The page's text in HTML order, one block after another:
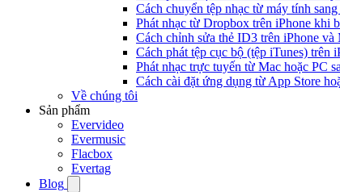
Cách chuyển tệp nhạc từ máy tính
Phát nhạc từ Dropbox trên iPhone khi
Cách chỉnh sửa thẻ ID3 trên iPhone và
Cách phát tệp cục bộ (tệp iTunes) trên
Phát nhạc trực tuyến từ Mac hoặc PC
Cách cài đặt ứng dụng từ App Store
Về chúng tôi
Sản phẩm
Evervideo
Evermusic
Flacbox
Evertag
Blog